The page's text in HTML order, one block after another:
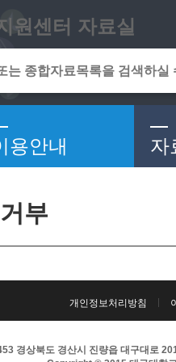
원센터 자료실
용안내 자
부
개인정보처리방침
경상북도 경산시 진량읍 대구대로